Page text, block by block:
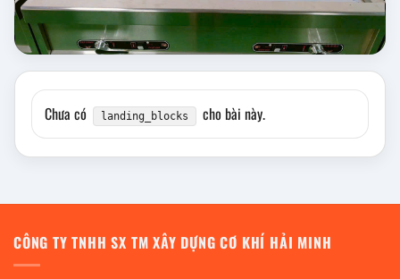
Chưa có landing_blocks cho bài này.
CÔNG TY TNHH SX TM XÂY DỰNG CƠ KHÍ HẢI MINH